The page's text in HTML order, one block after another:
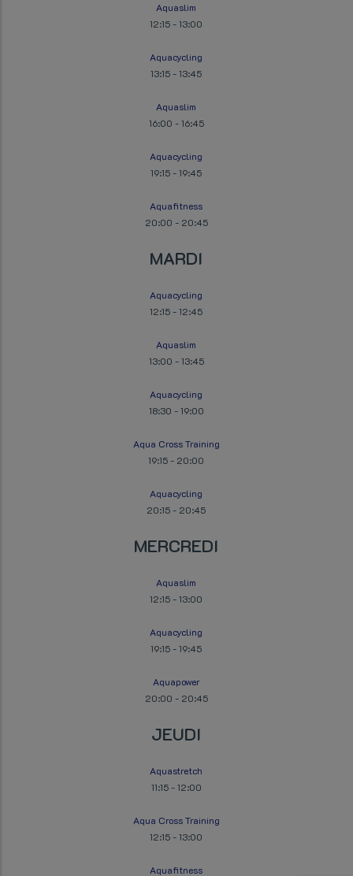
Aquaslim
12:15 -13:00
Aquacycling
13:15 -13:45
Aquaslim
16:00 -16:45
Aquacycling
19:15 -19:45
Aquafitness
20:00 - 20:45
MARDI
Aquacycling
12:15 -12:45
Aquaslim
13:00 -13:45
Aquacycling
18:30 -19:00
Aqua Cross Training
19:15 - 20:00
Aquacycling
20:15 - 20:45
MERCREDI
Aquaslim
12:15 -13:00
Aquacycling
19:15 -19:45
Aquapower
20:00 - 20:45
JEUDI
Aquastretch
11:15-12:00
Aqua Cross Training
12:15 -13:00
Aquafitness